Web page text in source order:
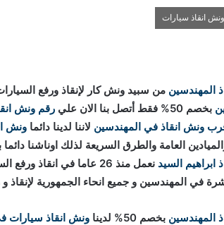
انقاذ سيارات
المهندسين من سبيد ونش كار لإنقاذ ورفع
بخصم 50% فقط أتصل بنا الان علي رقم ونش
ونش انقاذ في المهندسين لاننا لدينا دائما ونش
العامة والطرق السريعة لذلك اوناشنا
ابراهيم السيد
نعمل منذ 26 عاما في
في المهندسين و جميع انحاء الجمهورية
المهندسين بخصم 50% لدينا ونش انقاذ سيارات